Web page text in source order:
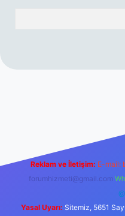
Reklam ve İletişim: E-mail:
forumhizmeti@gmail.com
Yasal Uyarı: Sitemiz, 5651